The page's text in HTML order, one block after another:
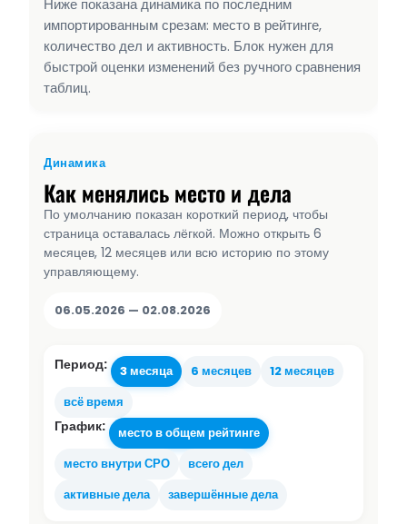
Ниже показана динамика по последним
импортированным срезам: место в рейтинге,
количество дел и активность. Блок нужен для
быстрой оценки изменений без ручного сравнения
таблиц.
Динамика
Как менялись место и дела
По умолчанию показан короткий период, чтобы
страница оставалась лёгкой. Можно открыть 6
месяцев, 12 месяцев или всю историю по этому
управляющему.
06.05.2026 — 02.08.2026
Период: 3 месяца 6 месяцев
12 месяцев
всё время
График:
место в общем рейтинге
место внутри СРО
всего дел
активные дела
завершённые дела